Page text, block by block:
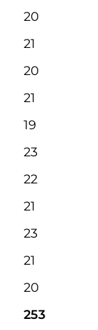
20
21
20
21
19
23
22
21
23
21
20
253